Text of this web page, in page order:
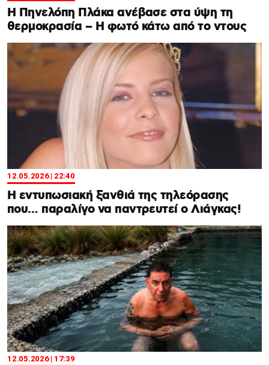
Η Πηνελόπη Πλάκα ανέβασε στα ύψη τη
θερμοκρασία – Η φωτό κάτω από το ντους
12.05.2026 | 22:40
Η εντυπωσιακή ξανθιά της τηλεόρασης
που… παραλίγο να παντρευτεί ο Λιάγκας!
12.05.2026 | 17:39